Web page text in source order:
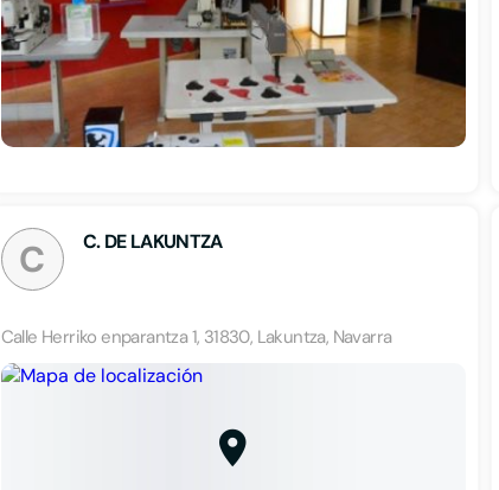
C C. DE LAKUNTZA
Calle Herriko enparantza 1, 31830, Lakuntza, Navarra